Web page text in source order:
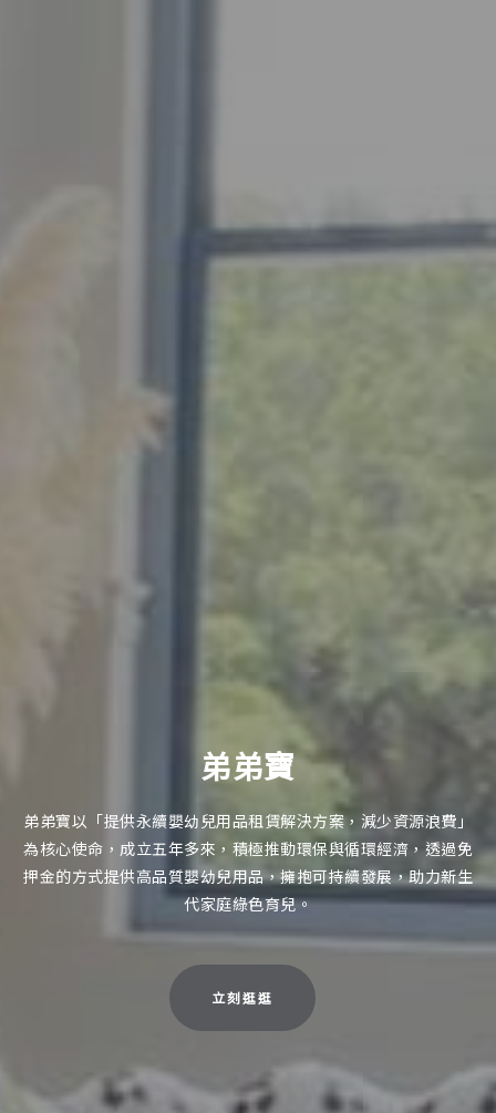
弟弟寶
弟弟寶以「提供永續嬰幼兒用品租賃解決方案，減少資源浪費」
為核心使命，成立五年多來，積極推動環保與循環經濟，透過免
押金的方式提供高品質嬰幼兒用品，擁抱可持續發展，助力新生
代家庭綠色育兒。
立刻逛逛